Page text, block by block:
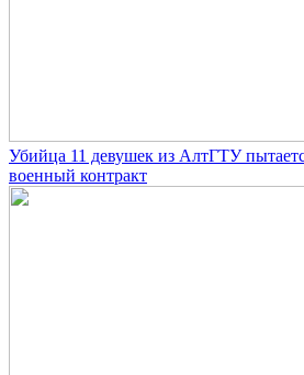
Убийца 11 девушек из АлтГТУ
военный контракт